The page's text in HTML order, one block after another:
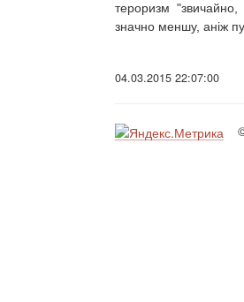
тероризм
значно меншу, аніж
04.03.2015 22:07:00